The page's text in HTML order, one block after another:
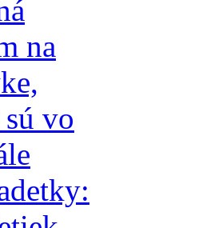
na
vo